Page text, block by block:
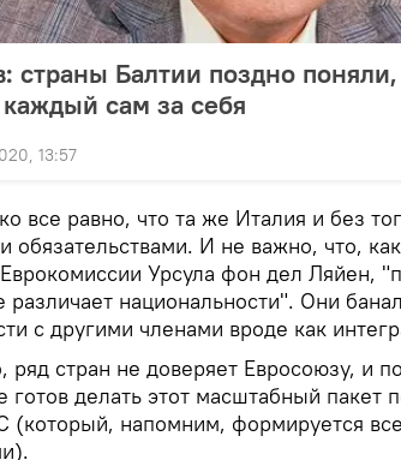
страны Балтии поздно
сам за себя
13:57
все равно, что та же Италия и без
обязательствами. И не важно, что,
Урсула фон дел Ляйен,
различает национальности". Они
с другими членами вроде как
ряд стран не доверяет Евросоюзу, и
готов делать этот масштабный пакет
(который, напомним, формируется